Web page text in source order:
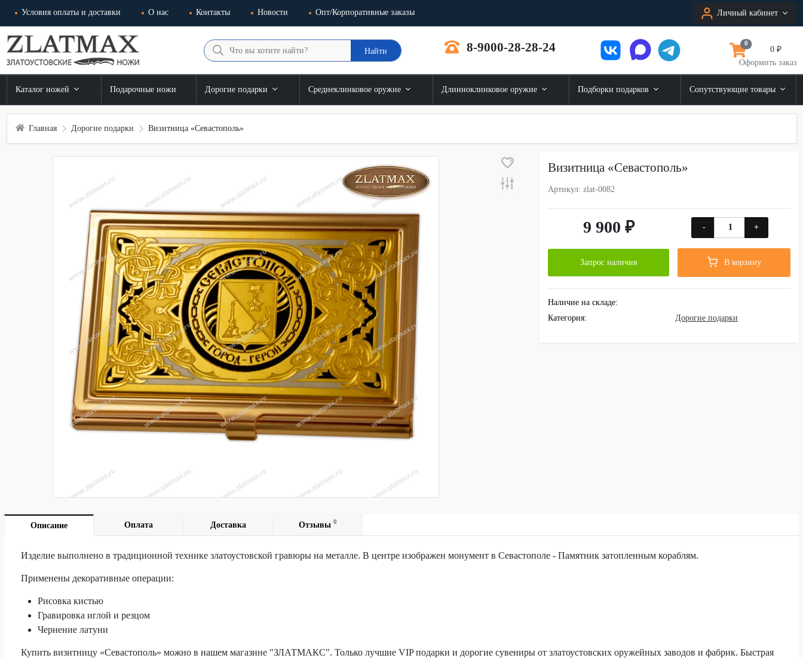
Условия оплаты и доставки О нас Контакты Новости Опт/Корпоративные заказы Личный кабинет
Найти 8-9000-28-28-24 0
0 ₽
Оформить заказ
Каталог ножей Подарочные ножи Дорогие подарки Среднеклинковое оружие Длинноклинковое оружие Подборки подарков Сопутствующие товары
Главная Дорогие подарки Визитница «Севастополь»
Визитница «Севастополь»
Артикул: zlat-0082
9 900 ₽ - +
Запрос наличия В корзину
Наличие на складе:
Категория:
Дорогие подарки
Описание Оплата Доставка Отзывы 0
Изделие выполнено в традиционной технике златоустовской гравюры на металле. В центре изображен монумент в Севастополе - Памятник затопленным кораблям.
Применены декоративные операции:
Рисовка кистью
Гравировка иглой и резцом
Чернение латуни
Купить визитницу «Севастополь» можно в нашем магазине "ЗЛАТМАКС". Только лучшие VIP подарки и дорогие сувениры от златоустовских оружейных заводов и фабрик. Быстрая